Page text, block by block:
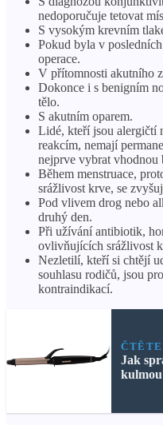
nedoporučuje tetovat
S vysokým krevním
Pokud byla v
operace.
V přítomnosti akutního
Dokonce i s benigním
tělo.
S akutním oparem.
Lidé, kteří jsou alergičtí
reakcím, nemají
nejprve vybrat vhodnou
Během menstruace,
srážlivost krve, se
Pod vlivem drog nebo
druhý den.
Při užívání antibiotik,
ovlivňujících srážlivost
Nezletilí, kteří si chtějí
souhlasu rodičů, jsou
kontraindikací.
Jak